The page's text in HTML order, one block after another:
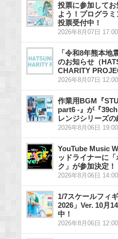
投票に参加して
よう！プログラ
投票受付中！
2026年8月07日 17:00
「令和8年熊本地
のお知らせ（
CHARITY
2026年8月07日 12:00
作業用BGM『
part6 -』が『
レンジシリーズの
2026年8月06日 19:00
YouTube Music
ッドライナーに
ク」が参加決定！
2026年8月06日 14:00
1/7スケールフィ
2026」Ver. 10月
中！
2026年8月06日 12:00